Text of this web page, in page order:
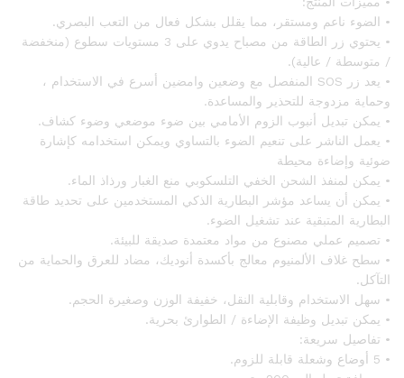
• الضوء ناعم ومستقر، مما يقلل بشكل فعال من التعب البصري.
• يحتوي زر الطاقة من مصباح يدوي على 3 مستويات سطوع (منخفضة
/ متوسطة / عالية).
• يعد زر SOS المنفصل مع وضعين وامضين أسرع في الاستخدام ،
وحماية مزدوجة للتحذير والمساعدة.
• يمكن تبديل أنبوب الزوم الأمامي بين ضوء موضعي وضوء كشاف.
• يعمل الناشر على تنعيم الضوء بالتساوي ويمكن استخدامه كإشارة
ضوئية وإضاءة محيطة
• يمكن لمنفذ الشحن الخفي التلسكوبي منع الغبار ورذاذ الماء.
• يمكن أن يساعد مؤشر البطارية الذكي المستخدمين على تحديد طاقة
البطارية المتبقية عند تشغيل الضوء.
• تصميم عملي مصنوع من مواد معتمدة صديقة للبيئة.
• سطح غلاف الألمنيوم معالج بأكسدة أنوديك، مضاد للعرق والحماية من
التآكل.
• سهل الاستخدام وقابلية النقل، خفيفة الوزن وصغيرة الحجم.
• يمكن تبديل وظيفة الإضاءة / الطوارئ بحرية.
• تفاصيل سريعة:
• 5 أوضاع وشعلة قابلة للزوم.